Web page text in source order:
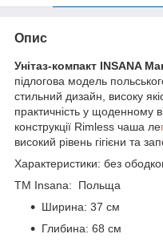
Опис
Унітаз-компакт INSANA
підлогова модель
стильний дизайн, високу
практичність у щоденному
конструкції Rimless чаша ле
високий рівень гігієни та
Характеристики: без
ТМ Insana: Польща
Ширина: 37 см
Глибина: 68 см